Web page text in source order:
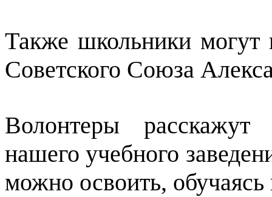
Также школьники могут
Советского Союза
Волонтеры расскажут
нашего учебного
можно освоить, обучаясь